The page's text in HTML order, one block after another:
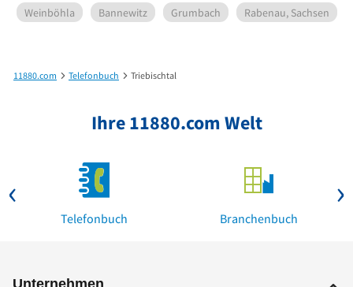
Weinböhla
Bannewitz Grumbach Rabenau, Sachsen
11880.com Telefonbuch Triebischtal
Ihre 11880.com Welt
Telefonbuch Branchenbuch
Unternehmen